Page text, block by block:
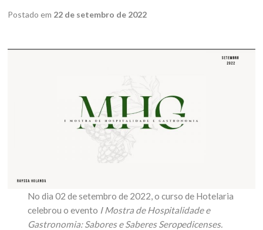
Postado em 22 de setembro de 2022
No dia 02 de setembro de 2022, o curso de Hotelaria
celebrou o evento I Mostra de Hospitalidade e
Gastronomia: Sabores e Saberes Seropedicenses.